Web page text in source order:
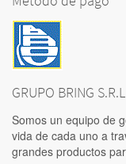
GRUPO BRING S.R.L
Somos un equipo de
vida de cada uno a
grandes productos